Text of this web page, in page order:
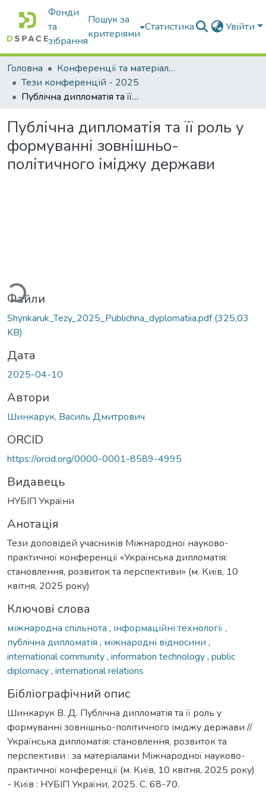
Фонди
та
зібрання
Пошук за
критеріями
Статистика Увійти
Головна
Конференції та матеріали конференцій
Тези конференцій - 2025
Публічна дипломатія та її роль у формуванні зовнішньо-політичного іміджу держави
Публічна дипломатія та її роль у
формуванні зовнішньо-
політичного іміджу держави
Файли
Shynkaruk_Tezy_2025_Publichna_dyplomatiia.pdf(325,03
KB)
Дата
2025-04-10
Автори
Шинкарук, Василь Дмитрович
ORCID
https://orcid.org/0000-0001-8589-4995
Видавець
НУБІП України
Анотація
Тези доповідей учасників Міжнародної науково-
практичної конференції «Українська дипломатія:
становлення, розвиток та перспективи» (м. Київ, 10
квітня, 2025 року)
Ключові слова
міжнародна спільнота , інформаційні технології,
публічна дипломатія , міжнародні відносини ,
international community, information technology, public
diplomacy, international relations
Бібліографічний опис
Шинкарук В. Д. Публічна дипломатія та її роль у
формуванні зовнішньо-політичного іміджу держави //
Українська дипломатія: становлення, розвиток та
перспективи : за матеріалами Міжнародної науково-
практичної конференції (м. Київ, 10 квітня, 2025 року)
- Київ : НУБІП України, 2025. С. 68-70.